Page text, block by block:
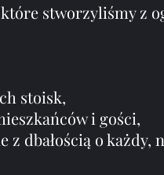
stworzyliśmy z
stoisk,
i gości,
z dbałością o każdy,